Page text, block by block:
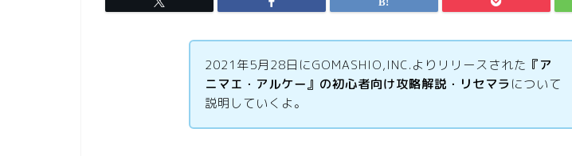
2021 年5月28日 にGOMASHIO,INC.よりリリースされた 『ア
ニマエ・アルケー』の初心者向け攻略解説・リセマラについて
説明していくよ。